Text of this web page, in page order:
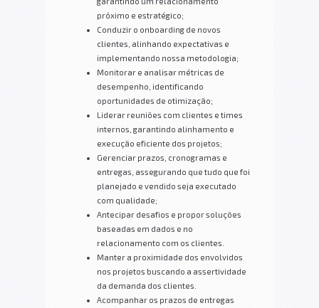
próximo e estratégico;
Conduzir o onboarding de novos
clientes, alinhando expectativas e
implementando nossa metodologia;
Monitorar e analisar métricas de
desempenho, identificando
oportunidades de otimização;
Liderar reuniões com clientes e times
internos, garantindo alinhamento e
execução eficiente dos projetos;
Gerenciar prazos, cronogramas e
entregas, assegurando que tudo que foi
planejado e vendido seja executado
com qualidade;
Antecipar desafios e propor soluções
baseadas em dados e no
relacionamento com os clientes.
Manter a proximidade dos envolvidos
nos projetos buscando a assertividade
da demanda dos clientes.
Acompanhar os prazos de entregas